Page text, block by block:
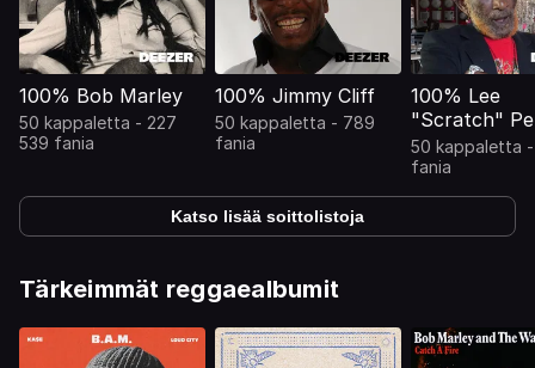
100% Bob Marley
50 kappaletta - 227
539 fania
100% Jimmy Cliff
50 kappaletta - 789
fania
100% Lee
"Scratch"
50 kappaletta
fania
Katso lisää soittolistoja
Tärkeimmät reggaealbumit